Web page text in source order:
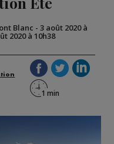
Blanc - 3 août 2020 à
2020 à 10h38